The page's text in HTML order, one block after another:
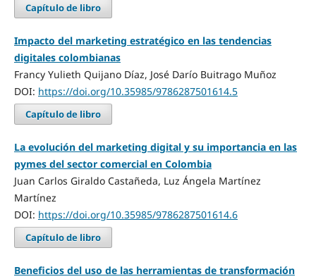
Capítulo de libro
Impacto del marketing estratégico en las tendencias
digitales colombianas
Francy Yulieth Quijano Díaz, José Darío Buitrago Muñoz
DOI: https://doi.org/10.35985/9786287501614.5
Capítulo de libro
La evolución del marketing digital y su importancia en las
pymes del sector comercial en Colombia
Juan Carlos Giraldo Castañeda, Luz Ángela Martínez
Martínez
DOI: https://doi.org/10.35985/9786287501614.6
Capítulo de libro
Beneficios del uso de las herramientas de transformación